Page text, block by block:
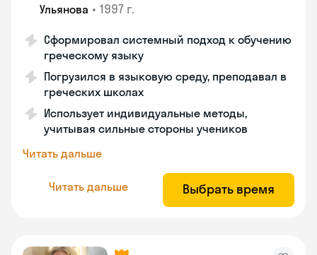
Ульянова • 1997 г.
Сформировал системный подход к обучению
греческому языку
Погрузился в языковую среду, преподавал в
греческих школах
Использует индивидуальные методы,
учитывая сильные стороны учеников
Читать дальше
Читать дальше Выбрать время